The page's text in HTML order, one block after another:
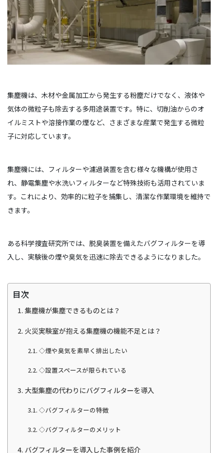
集塵機は、木材や金属加工から発生する粉塵だけでなく、液体や
気体の微粒子も除去する多用途装置です。特に、切削油からのオ
イルミストや溶接作業の煙など、さまざまな産業で発生する微粒
子に対応しています。
集塵機には、フィルターや濾過装置を含む様々な機構が使用さ
れ、静電集塵や水洗いフィルターなど特殊技術も活用されていま
す。これにより、効率的に粒子を捕集し、清潔な作業環境を維持で
きます。
ある科学捜査研究所では、脱臭装置を備えたバグフィルターを導
入し、実験後の煙や臭気を迅速に除去できるようになりました。
目次
集塵機が集塵できるものとは？
火災実験室が抱える集塵機の機能不足とは？
◇煙や臭気を素早く排出したい
◇設置スペースが限られている
大型集塵の代わりにバグフィルターを導入
◇バグフィルターの特徴
◇バグフィルターのメリット
バグフィルターを導入した事例を紹介